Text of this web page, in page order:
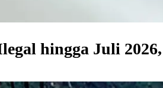
hingga Juli